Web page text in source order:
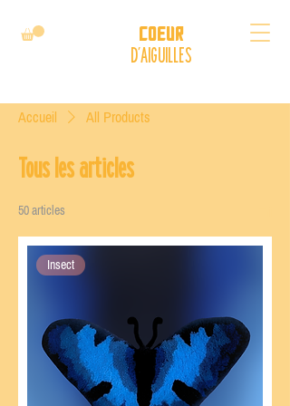
Coeur
D'AIGUILLES
Accueil All Products
Tous les articles
50 articles
Insect